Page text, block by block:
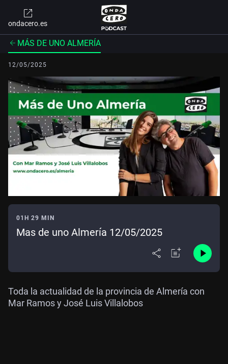
ondacero.es
MÁS DE UNO ALMERÍA
12/05/2025
01H 29 MIN
Mas de uno Almería 12/05/2025
Toda la actualidad de la provincia de Almería con
Mar Ramos y José Luis Villalobos